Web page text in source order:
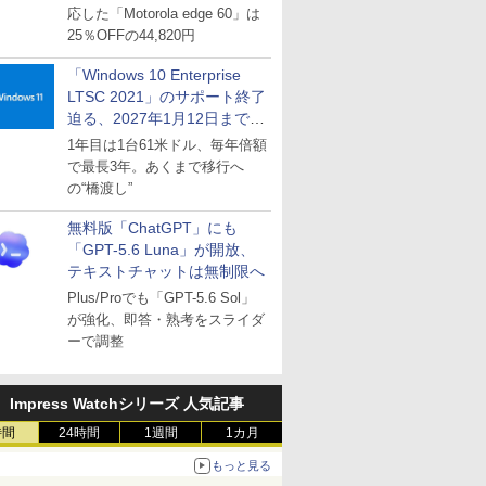
応した「Motorola edge 60」は
25％OFFの44,820円
「Windows 10 Enterprise
LTSC 2021」のサポート終了
迫る、2027年1月12日まで
～ESUは9月1日から販売
1年目は1台61米ドル、毎年倍額
で最長3年。あくまで移行へ
の“橋渡し”
無料版「ChatGPT」にも
「GPT-5.6 Luna」が開放、
テキストチャットは無制限へ
Plus/Proでも「GPT-5.6 Sol」
が強化、即答・熟考をスライダ
ーで調整
Impress Watchシリーズ 人気記事
24時間 1週間 1カ月
もっと見る